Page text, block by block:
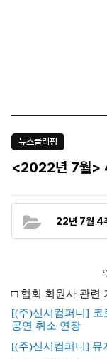
뉴스클리핑
<2022년 7월>
□ 협회 회원사 관련
[(주)신시컴퍼니 ] 코
공연 취소 연장
[(주)신시컴퍼니 ] 뮤